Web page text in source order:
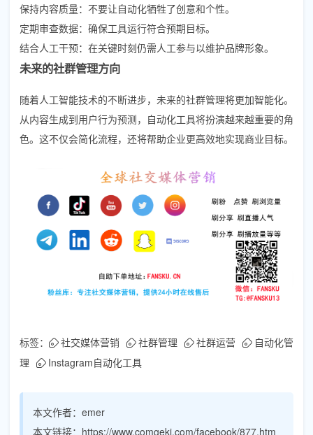
保持内容质量：不要让自动化牺牲了创意和个性。
定期审查数据：确保工具运行符合预期目标。
结合人工干预：在关键时刻仍需人工参与以维护品牌形象。
未来的社群管理方向
随着人工智能技术的不断进步，未来的社群管理将更加智能化。
从内容生成到用户行为预测，自动化工具将扮演越来越重要的角
色。这不仅会简化流程，还将帮助企业更高效地实现商业目标。
标签： 社交媒体营销 社群管理 社群运营
自动化管
理
Instagram自动化工具
本文作者： emer
本文链接： https://www.comgeki.com/facebook/877.htm